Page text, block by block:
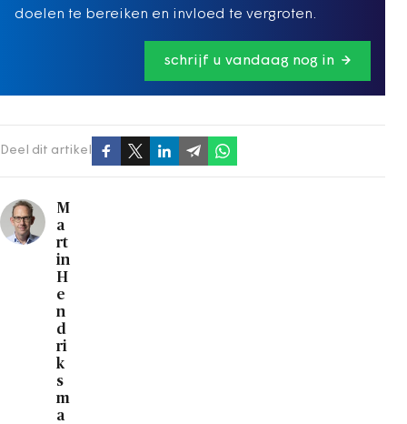
doelen te bereiken en invloed te vergroten.
schrijf u vandaag nog in
Deel dit artikel
M
a
rt
in
H
e
n
d
ri
k
s
m
a